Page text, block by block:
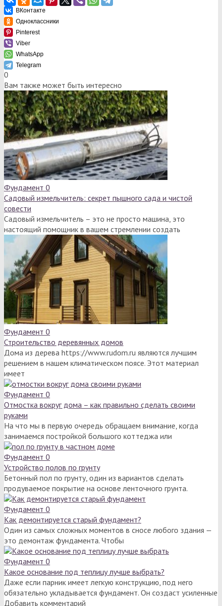
ВКонтакте
Одноклассники
Pinterest
Viber
WhatsApp
Telegram
0
Вам также может быть интересно
Фундамент 0
Садовый измельчитель: секрет пышного сада и чистой
совести
Садовый измельчитель – это не просто машина, это
настоящий помощник в вашем стремлении создать
Фундамент 0
Строительство деревянных домов
Дома из дерева https://www.rudom.ru являются лучшим
решением в нашем климатическом поясе. Этот материал
имеет
Фундамент 0
Отмостка вокруг дома – как правильно сделать своими
руками
На что мы в первую очередь обращаем внимание, когда
занимаемся постройкой большого коттеджа или
Фундамент 0
Устройство полов по грунту
Бетонный пол по грунту, один из вариантов сделать
продуваемое покрытие на основе ленточного грунта.
Фундамент 0
Как демонтируется старый фундамент?
Один из самых сложных моментов в сносе любого здания —
это демонтаж фундамента. Чтобы
Фундамент 0
Какое основание под теплицу лучше выбрать?
Даже если парник имеет легкую конструкцию, под него
обязательно укладывается фундамент. Он создаст усиленные
Добавить комментарий